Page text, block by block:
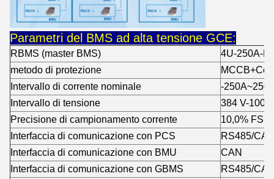
Parametri del BMS ad alta tensione GCE:
RBMS (master BMS)
4U-250A-D
metodo di protezione
Intervallo di corrente nominale
-
Intervallo di tensione
384 V-1000
Precisione di campionamento corrente
10,0% FSR
Interfaccia di comunicazione con PCS
RS485/
Interfaccia di comunicazione con BMU
CAN
Interfaccia di comunicazione con GBMS
RS485/